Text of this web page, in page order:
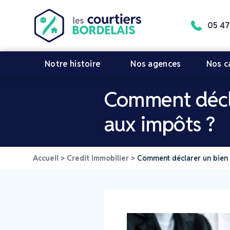
05
Notre histoire Nos agences Nos
Comment
aux impôts ?
Accueil > Credit immobilier > Comment déclarer un